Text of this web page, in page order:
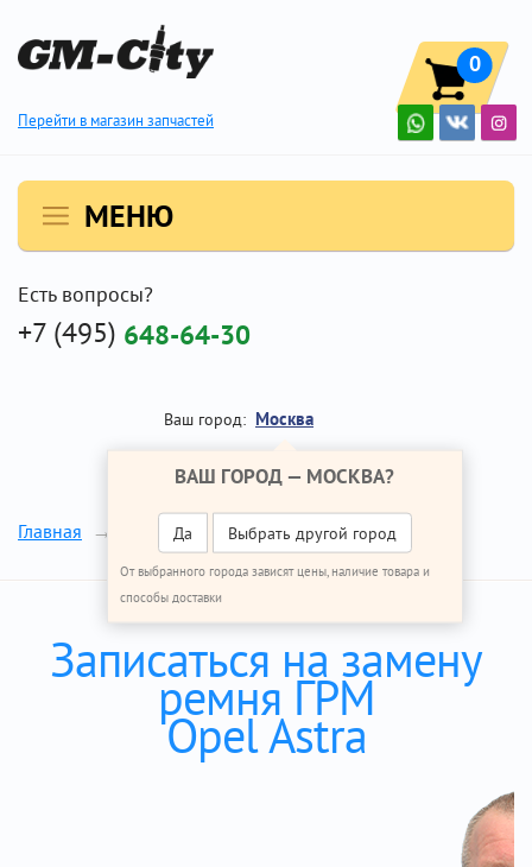
Перейти в магазин запчастей
0
МЕНЮ
Есть вопросы?
+7 (495) 648-64-30
Ваш город: Москва
ВАШ ГОРОД — МОСКВА?
Да Выбрать другой город
От выбранного города зависят цены, наличие товара и
способы доставки
Главная Ремонт Опель Астра Ремень ГРМ
Записаться на замену
ремня ГРМ
Opel Astra